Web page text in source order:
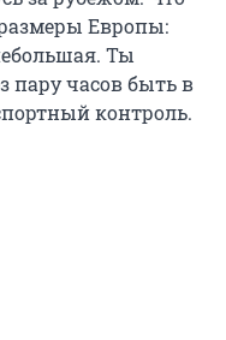
Европы:
Ты
пару часов быть в
контроль.